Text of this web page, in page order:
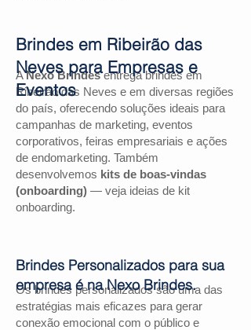
ANexo Brindesentrega brindes em
Ribeirão das Neves e em diversas regiões
do país, oferecendo soluções ideais para
campanhas de marketing, eventos
corporativos, feiras empresariais e ações
de endomarketing. Também
desenvolvemos kits de boas-vindas
(onboarding) — veja ideias de kit
onboarding.
Os brindes personalizados são uma das
estratégias mais eficazes para gerar
conexão emocional com o público e
Brindes em Ribeirão das
Neves para Empresas e
Eventos
Brindes Personalizados para sua
empresa é na Nexo Brindes.